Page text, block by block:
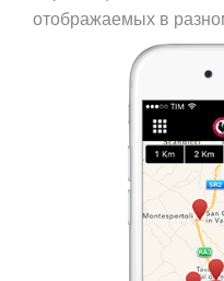
отображаемых в